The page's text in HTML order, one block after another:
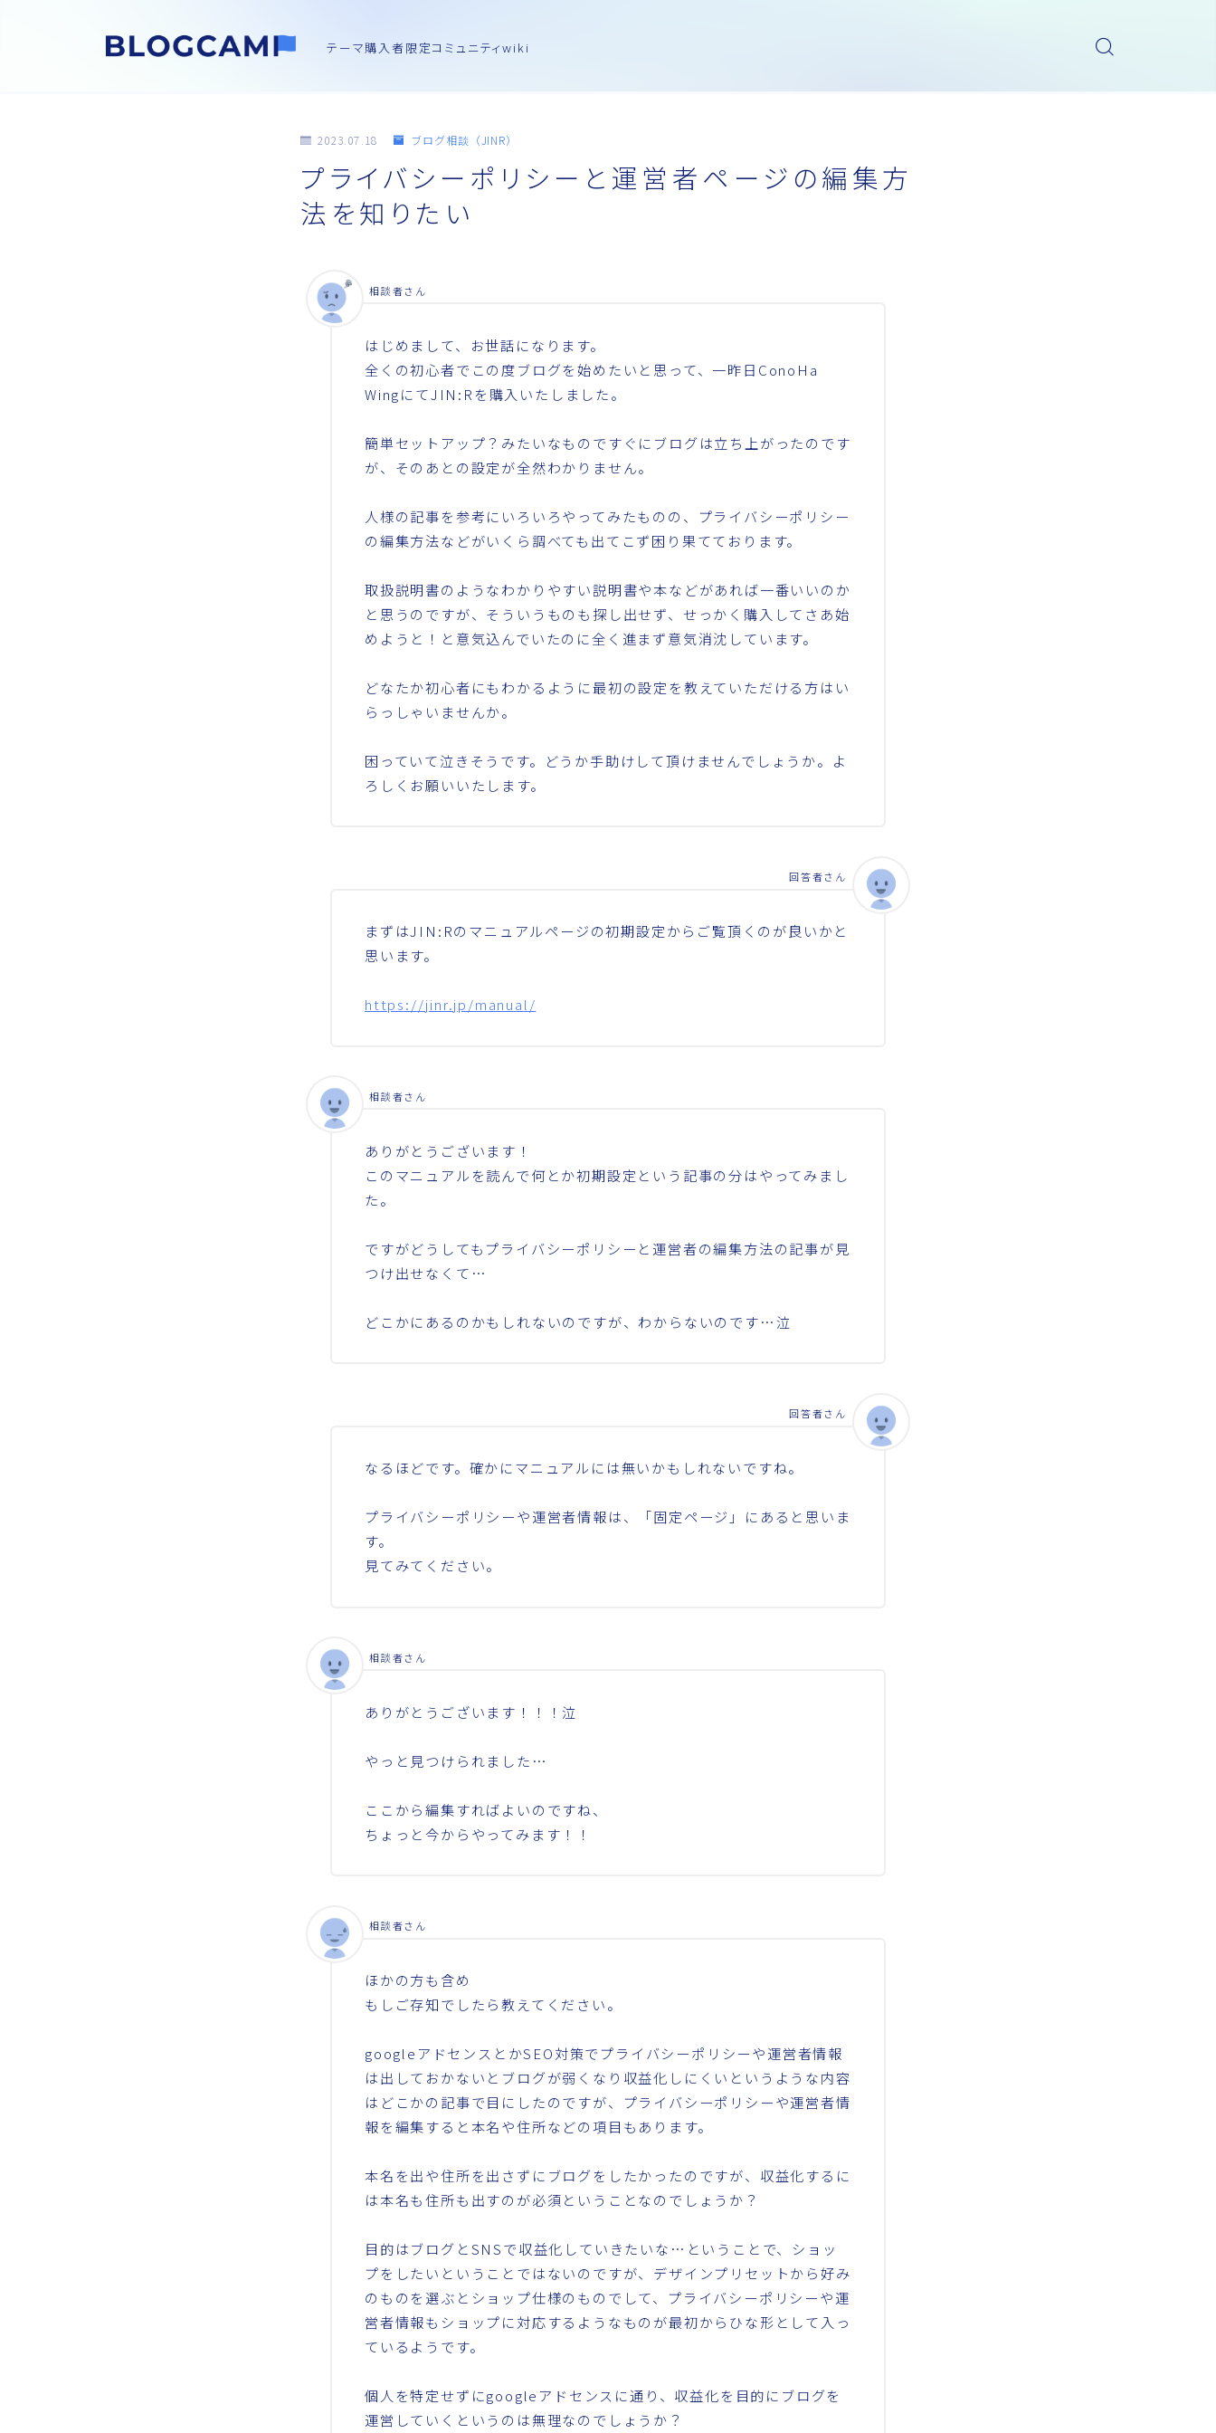
テーマ購入者限定コミュニティwiki
2023.07.18 ブログ相談（JINR）
プライバシーポリシーと運営者ページの編集方
法を知りたい
はじめまして、お世話になります。
全くの初心者でこの度ブログを始めたいと思って、一昨日ConoHa
WingにてJIN:Rを購入いたしました。
簡単セットアップ？みたいなものですぐにブログは立ち上がったのです
が、そのあとの設定が全然わかりません。
人様の記事を参考にいろいろやってみたものの、プライバシーポリシー
の編集方法などがいくら調べても出てこず困り果てております。
取扱説明書のようなわかりやすい説明書や本などがあれば一番いいのか
と思うのですが、そういうものも探し出せず、せっかく購入してさあ始
めようと！と意気込んでいたのに全く進まず意気消沈しています。
どなたか初心者にもわかるように最初の設定を教えていただける方はい
らっしゃいませんか。
困っていて泣きそうです。どうか手助けして頂けませんでしょうか。よ
ろしくお願いいたします。
相談者さん
まずはJIN:Rのマニュアルページの初期設定からご覧頂くのが良いかと
思います。
https://jinr.jp/manual/
回答者さん
ありがとうございます！
このマニュアルを読んで何とか初期設定という記事の分はやってみまし
た。
ですがどうしてもプライバシーポリシーと運営者の編集方法の記事が見
つけ出せなくて…
どこかにあるのかもしれないのですが、わからないのです…泣
相談者さん
なるほどです。確かにマニュアルには無いかもしれないですね。
プライバシーポリシーや運営者情報は、「固定ページ」にあると思いま
す。
見てみてください。
回答者さん
ありがとうございます！！！泣
やっと見つけられました…
ここから編集すればよいのですね、
ちょっと今からやってみます！！
相談者さん
ほかの方も含め
もしご存知でしたら教えてください。
googleアドセンスとかSEO対策でプライバシーポリシーや運営者情報
は出しておかないとブログが弱くなり収益化しにくいというような内容
はどこかの記事で目にしたのですが、プライバシーポリシーや運営者情
報を編集すると本名や住所などの項目もあります。
本名を出や住所を出さずにブログをしたかったのですが、収益化するに
は本名も住所も出すのが必須ということなのでしょうか？
目的はブログとSNSで収益化していきたいな…ということで、ショッ
プをしたいということではないのですが、デザインプリセットから好み
のものを選ぶとショップ仕様のものでして、プライバシーポリシーや運
営者情報もショップに対応するようなものが最初からひな形として入っ
ているようです。
個人を特定せずにgoogleアドセンスに通り、収益化を目的にブログを
運営していくというのは無理なのでしょうか？
相談者さん